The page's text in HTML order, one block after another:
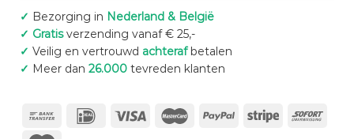
✓ Bezorging in Nederland & België
✓ Gratisverzending vanaf € 25,-
✓ Veilig en vertrouwd achterafbetalen
✓ Meer dan 26.000tevreden klanten